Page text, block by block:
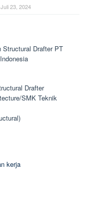
Juli 23, 2024
Structural Drafter PT
Drafter
SMK Teknik
kerja